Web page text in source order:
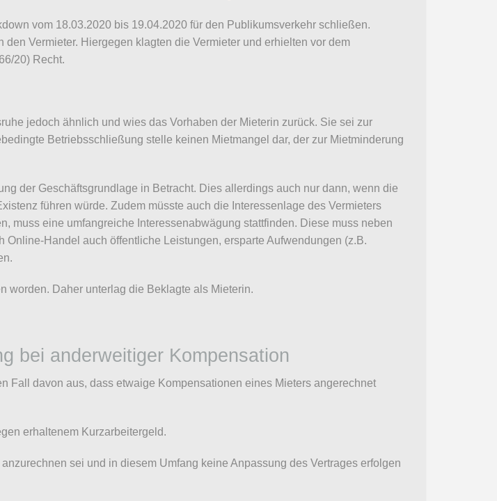
vom 18.03.2020 bis 19.04.2020 für den Publikumsverkehr schließen.
Vermieter. Hiergegen klagten die Vermieter und erhielten vor dem
20) Recht.
jedoch ähnlich und wies das Vorhaben der Mieterin zurück. Sie sei zur
Betriebsschließung stelle keinen Mietmangel dar, der zur Mietminderung
der Geschäftsgrundlage in Betracht. Dies allerdings auch nur dann, wenn die
führen würde. Zudem müsste auch die Interessenlage des Vermieters
muss eine umfangreiche Interessenabwägung stattfinden. Diese muss neben
Handel auch öffentliche Leistungen, ersparte Aufwendungen (z.B.
worden. Daher unterlag die Beklagte als Mieterin.
bei anderweitiger Kompensation
Fall davon aus, dass etwaige Kompensationen eines Mieters angerechnet
erhaltenem Kurzarbeitergeld.
sei und in diesem Umfang keine Anpassung des Vertrages erfolgen